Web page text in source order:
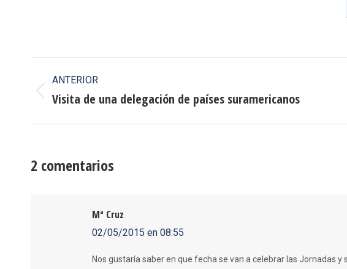
Navegación
entre
publicaciones
ANTERIOR
Publicación
Visita de una delegación de países suramericanos
2 comentarios
Mª Cruz
dice:
02/05/2015 en 08:55
Nos gustaría saber en que fecha se van a celebrar las Jornadas